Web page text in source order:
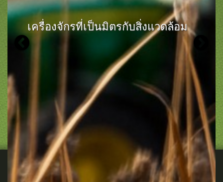
เครื่องจักรที่เป็นมิตรกับสิ่งแวดล้อม
Previous